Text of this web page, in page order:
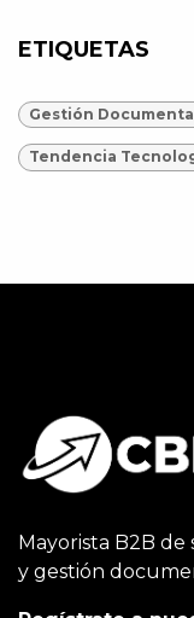
ETIQUETAS
Gestión Documental
Tendencia
Mayorista B2B
y gestión